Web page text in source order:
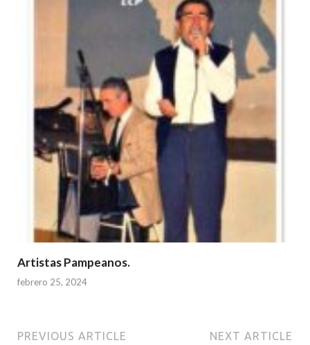
Artistas Pampeanos.
febrero 25, 2024
PREVIOUS ARTICLE NEXT ARTICLE